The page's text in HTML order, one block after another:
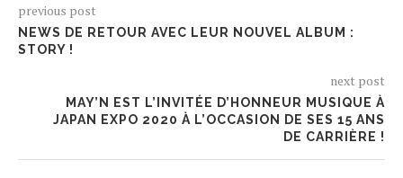
previous post
NEWS DE RETOUR AVEC LEUR NOUVEL ALBUM :
STORY !
next post
MAY’N EST L’INVITÉE D’HONNEUR MUSIQUE À
JAPAN EXPO 2020 À L’OCCASION DE SES 15 ANS
DE CARRIÈRE !